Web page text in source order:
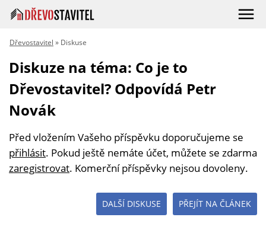
Dřevostavitel » Diskuse
Diskuze na téma: Co je to
Dřevostavitel? Odpovídá Petr
Novák
Před vložením Vašeho příspěvku doporučujeme se
přihlásit. Pokud ještě nemáte účet, můžete se zdarma
zaregistrovat. Komerční příspěvky nejsou dovoleny.
PŘEJÍT NA ČLÁNEK
DALŠÍ DISKUSE